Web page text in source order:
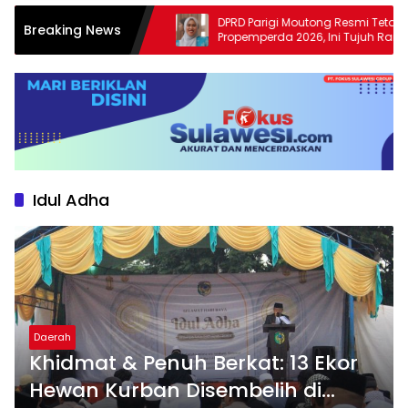
Breaking News
Daerah
LHP BPK
DPRD Parigi Moutong Resmi Tetapkan
Propemperda 2026, Ini Tujuh Ranperda
Prioritas
Idul Adha
Daerah
Khidmat & Penuh Berkat: 13 Ekor
Hewan Kurban Disembelih di